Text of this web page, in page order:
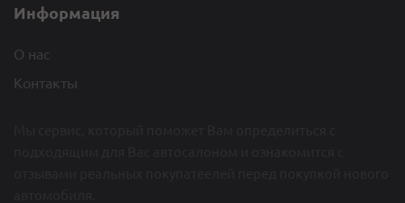
Информация
О нас
Контакты